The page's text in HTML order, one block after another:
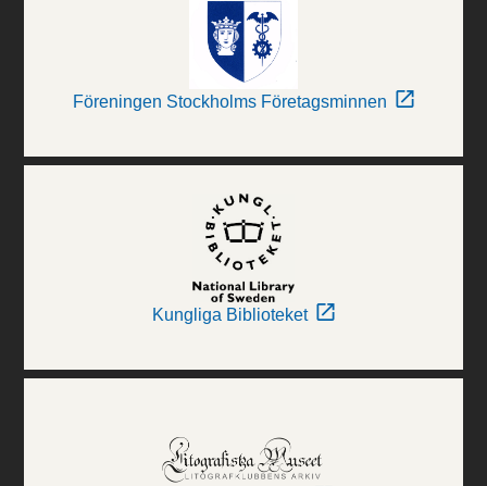
Föreningen Stockholms Företagsminnen
Kungliga Biblioteket